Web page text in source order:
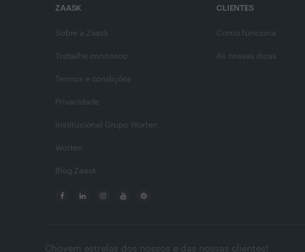
ZAASK
Sobre a Zaask
Trabalhe connosco
Termos e condições
Privacidade
Institucional Grupo Worten
Worten
Blog Zaask
CLIENTES
Como funciona
As nossas dicas
Chovem estrelas dos nossos e das nossas clientes!